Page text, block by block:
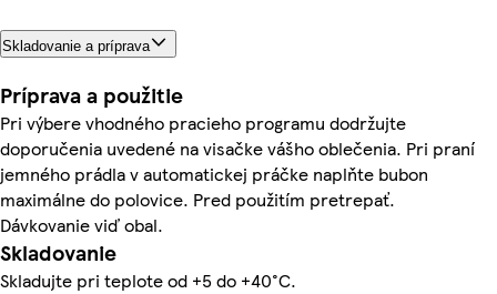
Skladovanie a príprava
Príprava a použitie
Pri výbere vhodného pracieho programu dodržujte
doporučenia uvedené na visačke vášho oblečenia. Pri praní
jemného prádla v automatickej práčke naplňte bubon
maximálne do polovice. Pred použitím pretrepať.
Dávkovanie viď obal.
Skladovanie
Skladujte pri teplote od +5 do +40°C.